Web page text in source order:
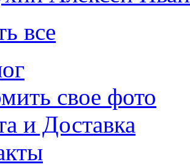
все
свое фото
и Доставка